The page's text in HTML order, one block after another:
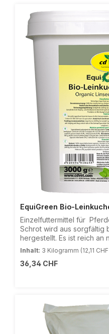
EquiGreen Bio-
Einzelfuttermittel für
Schrot wird aus sorgfältig
hergestellt. Es ist reich an
Proteinen (ca. 34%). In
Ballaststoffen,
Restölanteil durch unsere
HautRegulation des
Unterstützung der
Inhalt: 3 Kilogramm (12,11
Regulärer Preis:
36,34 CHF